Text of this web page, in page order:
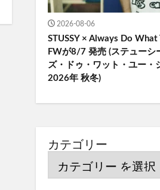
2026-08-06
STUSSY × Always Do
FWが8/7 発売 (ステューシ
ズ・ドゥ・ワット・ユー・
2026年 秋冬)
カテゴリー